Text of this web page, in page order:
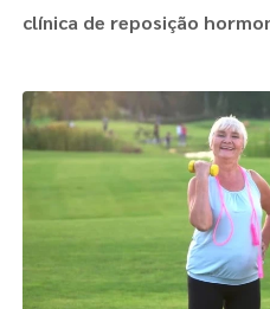
clínica de reposição